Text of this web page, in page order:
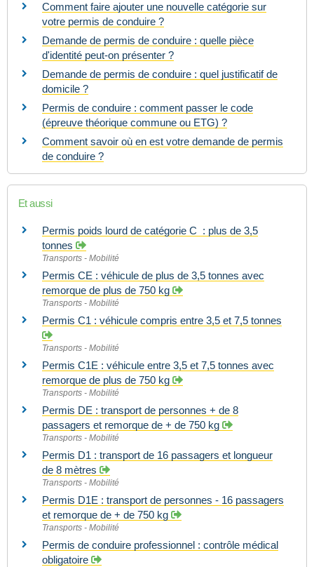
Comment faire ajouter une nouvelle catégorie sur
votre permis de conduire ?
Demande de permis de conduire : quelle pièce
d'identité peut-on présenter ?
Demande de permis de conduire : quel justificatif de
domicile ?
Permis de conduire : comment passer le code
(épreuve théorique commune ou ETG) ?
Comment savoir où en est votre demande de permis
de conduire ?
Et aussi
Permis poids lourd de catégorie C : plus de 3,5
tonnes
Transports - Mobilité
Permis CE : véhicule de plus de 3,5 tonnes avec
remorque de plus de 750 kg
Transports - Mobilité
Permis C1 : véhicule compris entre 3,5 et 7,5 tonnes
Transports - Mobilité
Permis C1E : véhicule entre 3,5 et 7,5 tonnes avec
remorque de plus de 750 kg
Transports - Mobilité
Permis DE : transport de personnes + de 8
passagers et remorque de + de 750 kg
Transports - Mobilité
Permis D1 : transport de 16 passagers et longueur
de 8 mètres
Transports - Mobilité
Permis D1E : transport de personnes - 16 passagers
et remorque de + de 750 kg
Transports - Mobilité
Permis de conduire professionnel : contrôle médical
obligatoire